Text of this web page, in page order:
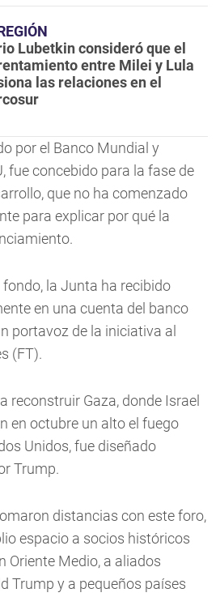
Lubetkin consideró que el
entre Milei y Lula
las relaciones en el
por el Banco Mundial y
fue concebido para la fase de
que no ha comenzado
para explicar por qué la
la Junta ha recibido
en una cuenta del banco
portavoz de la iniciativa al
(FT).
reconstruir Gaza, donde Israel
en octubre un alto el fuego
Unidos, fue diseñado
Trump.
distancias con este foro,
espacio a socios históricos
Oriente Medio, a aliados
Trump y a pequeños países